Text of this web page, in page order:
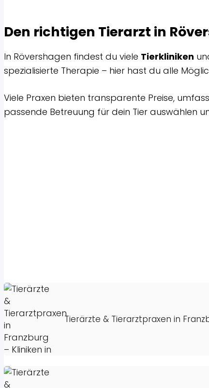
Den richtigen Tierarzt in
In Rövershagen findest du viele Tierkliniken
spezialisierte Therapie – hier hast du alle
Viele Praxen bieten transparente Preise,
passende Betreuung für dein Tier auswählen
Tierärzte & Tierarztpraxen in